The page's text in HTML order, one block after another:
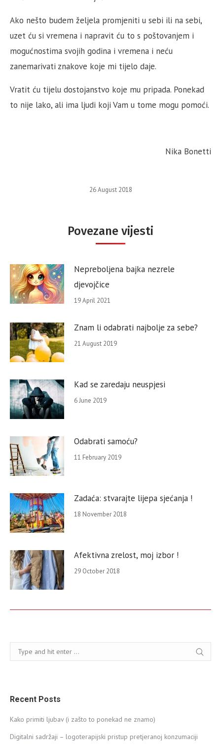
Ako nešto budem željela promjeniti u sebi ili na sebi,
uzet ću si vremena i napravit ću to s poštovanjem i
mogućnostima svojih godina i vremena i neću
zanemarivati znakove koje mi tijelo daje.
Vratit ću tijelu dostojanstvo koje mu pripada. Ponekad
to nije lako, ali ima ljudi koji Vam u tome mogu pomoći.
Nika Bonetti
26 August 2018
Povezane vijesti
Nepreboljena bajka nezrele
djevojčice
19 April 2021
Znam li odabrati najbolje za sebe?
21 August 2019
Kad se zaredaju neuspjesi
6 June 2019
Odabrati samoću?
11 February 2019
Zadaća: stvarajte lijepa sjećanja !
18 November 2018
Afektivna zrelost, moj izbor !
29 October 2018
Search:
Recent Posts
Kako primiti ljubav (i zašto to ponekad ne znamo)
Digitalni sadržaji – logoterapijski pristup pretjeranoj konzumaciji